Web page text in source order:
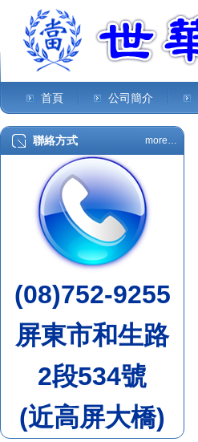
首頁 公司簡介
聯絡方式 more…
(08)752-9255
屏東市和生路
2段534號
(近高屏大橋)